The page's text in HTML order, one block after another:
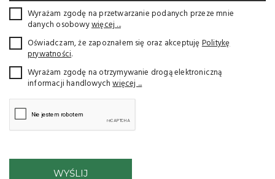
Wyrażam zgodę na przetwarzanie podanych przeze mnie
danych osobowywięcej ...
Oświadczam, że zapoznałem się oraz akceptujęPolitykę
prywatności.
Wyrażam zgodę na otrzymywanie drogą elektroniczną
informacji handlowychwięcej ...
WYŚLIJ